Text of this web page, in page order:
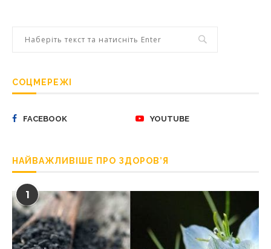
СОЦМЕРЕЖІ
FACEBOOK YOUTUBE
НАЙВАЖЛИВІШЕ ПРО ЗДОРОВ’Я
1